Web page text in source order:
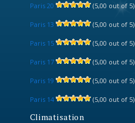
Paris 20 (5,00 out of 5)
Paris 13 (5,00 out of 5)
Paris 15 (5,00 out of 5)
Paris 17 (5,00 out of 5)
Paris 19 (5,00 out of 5)
Paris 14 (5,00 out of 5)
Climatisation